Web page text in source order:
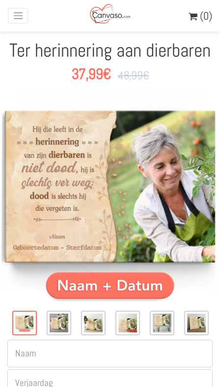
(0)
Ter herinnering aan dierbaren
37,99€ 48,99€
Naam
Verjaardag